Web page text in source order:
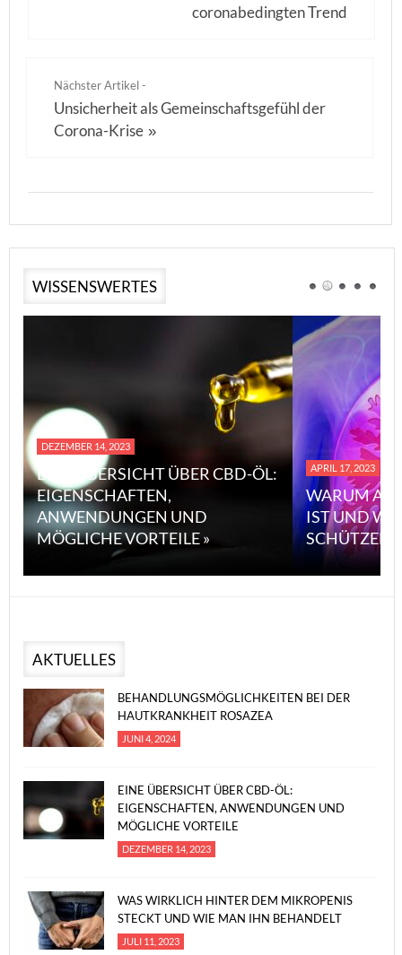
coronabedingten Trend
Nächster Artikel -
Unsicherheit als Gemeinschaftsgefühl der
Corona-Krise »
WISSENSWERTES
DEZEMBER 14, 2023
EINE ÜBERSICHT ÜBER CBD-ÖL:
EIGENSCHAFTEN,
ANWENDUNGEN UND
MÖGLICHE VORTEILE »
APRIL 17, 2023
WARUM
IST UND
SCHÜTZEN
AKTUELLES
BEHANDLUNGSMÖGLICHKEITEN BEI DER
HAUTKRANKHEIT ROSAZEA
JUNI 4, 2024
EINE ÜBERSICHT ÜBER CBD-ÖL:
EIGENSCHAFTEN, ANWENDUNGEN UND
MÖGLICHE VORTEILE
DEZEMBER 14, 2023
WAS WIRKLICH HINTER DEM MIKROPENIS
STECKT UND WIE MAN IHN BEHANDELT
JULI 11, 2023